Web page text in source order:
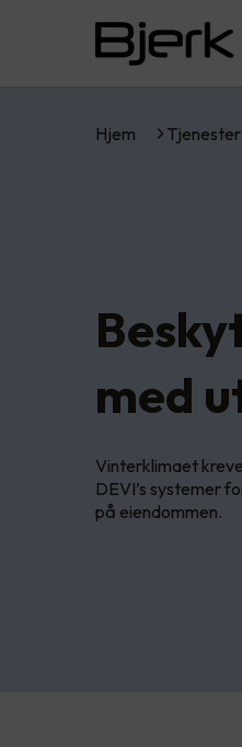
Hjem Tjenester
med
Vinterklimaet
DEVI’s systemer
på eiendommen.